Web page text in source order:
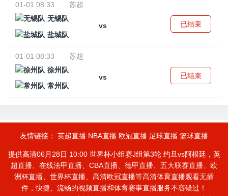
01-01 08:33
苏超
无锡队
vs
盐城队
已结束
01-01 08:33
苏超
徐州队
vs
常州队
已结束
友情链接： 英超直播 NBA直播 欧冠直播 足球直播 篮球直播
提供高清06月28日 10:00 世界杯小组赛J组第3轮 约旦vs阿根廷，英
超直播、在线法甲直播、CBA直播、德甲直播、五大联赛直播、欧
洲杯直播、世界杯直播、高清欧冠直播等高清体育直播观看无插
件，快捷、流畅的视频直播和体育赛事直播服务不容错过！